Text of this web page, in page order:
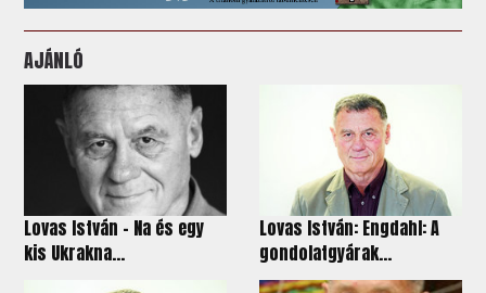
AJÁNLÓ
Lovas István - Na és egy
kis Ukrakna...
Lovas István: Engdahl: A
gondolatgyárak...